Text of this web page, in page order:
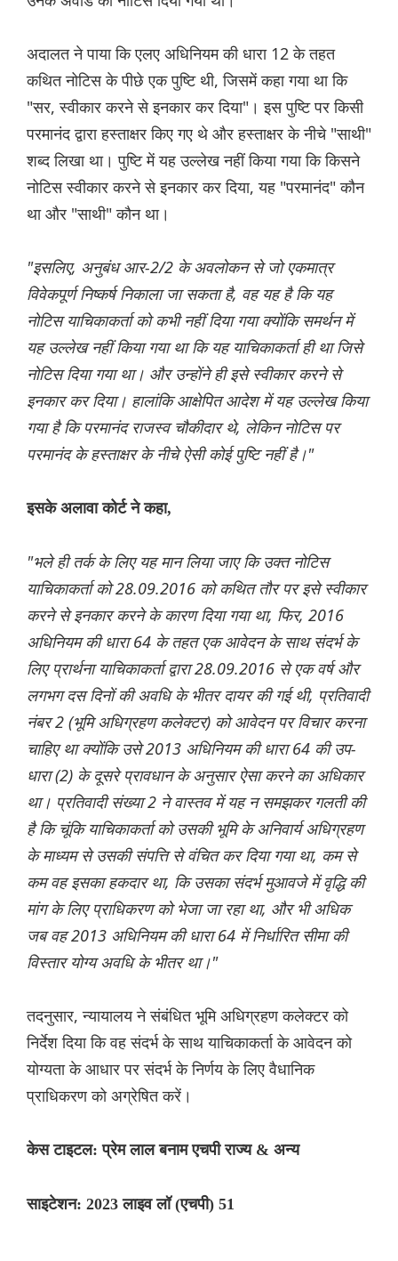
अदालत ने पाया कि एलए अधिनियम की धारा 12 के तहत
कथित नोटिस के पीछे एक पु‌‌ष्टि थी, जिसमें कहा गया था कि
"सर, स्वीकार करने से इनकार कर दिया"। इस पुष्टि पर किसी
परमानंद द्वारा हस्ताक्षर किए गए थे और हस्ताक्षर के नीचे "साथी"
शब्द लिखा था। पुष्टि में यह उल्लेख नहीं किया गया कि किसने
नोटिस स्वीकार करने से इनकार कर दिया, यह "परमानंद" कौन
था और "साथी" कौन था।
"इसलिए, अनुबंध आर-2/2 के अवलोकन से जो एकमात्र
विवेकपूर्ण निष्कर्ष निकाला जा सकता है, वह यह है कि यह
नोटिस याचिकाकर्ता को कभी नहीं दिया गया क्योंकि समर्थन में
यह उल्लेख नहीं किया गया था कि यह याचिकाकर्ता ही था जिसे
नोटिस दिया गया था। और उन्होंने ही इसे स्वीकार करने से
इनकार कर दिया। हालांकि आक्षेपित आदेश में यह उल्लेख किया
गया है कि परमानंद राजस्व चौकीदार थे, लेकिन नोटिस पर
परमानंद के हस्ताक्षर के नीचे ऐसी कोई पुष्टि नहीं है।"
इसके अलावा कोर्ट ने कहा,
"भले ही तर्क के लिए यह मान लिया जाए कि उक्त नोटिस
याचिकाकर्ता को 28.09.2016 को कथित तौर पर इसे स्वीकार
करने से इनकार करने के कारण दिया गया था, फिर, 2016
अधिनियम की धारा 64 के तहत एक आवेदन के साथ संदर्भ के
लिए प्रार्थना याचिकाकर्ता द्वारा 28.09.2016 से एक वर्ष और
लगभग दस दिनों की अवधि के भीतर दायर की गई थी, प्रतिवादी
नंबर 2 (भूमि अधिग्रहण कलेक्टर) को आवेदन पर विचार करना
चाहिए था क्योंकि उसे 2013 अधिनियम की धारा 64 की उप-
धारा (2) के दूसरे प्रावधान के अनुसार ऐसा करने का अधिकार
था। प्रतिवादी संख्या 2 ने वास्तव में यह न समझकर गलती की
है कि चूंकि याचिकाकर्ता को उसकी भूमि के अनिवार्य अधिग्रहण
के माध्यम से उसकी संपत्ति से वंचित कर दिया गया था, कम से
कम वह इसका हकदार था, कि उसका संदर्भ मुआवजे में वृद्धि की
मांग के लिए प्राधिकरण को भेजा जा रहा था, और भी अधिक
जब वह 2013 अधिनियम की धारा 64 में निर्धारित सीमा की
विस्तार योग्य अवधि के भीतर था।"
तदनुसार, न्यायालय ने संबंधित भूमि अधिग्रहण कलेक्टर को
निर्देश दिया कि वह संदर्भ के साथ याचिकाकर्ता के आवेदन को
योग्यता के आधार पर संदर्भ के निर्णय के लिए वैधानिक
प्राधिकरण को अग्रेषित करें।
केस टाइटल: प्रेम लाल बनाम एचपी राज्य & अन्य
साइटेशन: 2023 लाइव लॉ (एचपी) 51